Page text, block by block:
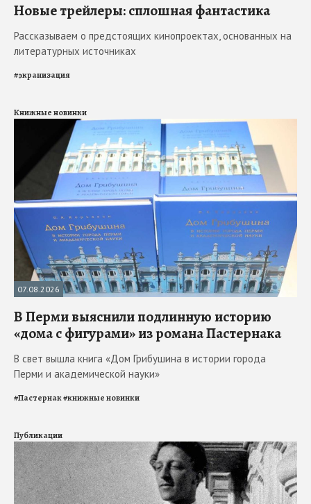
Новые трейлеры: сплошная фантастика
Рассказываем о предстоящих кинопроектах, основанных на
литературных источниках
#экранизация
Книжные новинки
07.08.2026
В Перми выяснили подлинную историю
«дома с фигурами» из романа Пастернака
В свет вышла книга «Дом Грибушина в истории города
Перми и академической науки»
#Пастернак#книжные новинки
Публикации